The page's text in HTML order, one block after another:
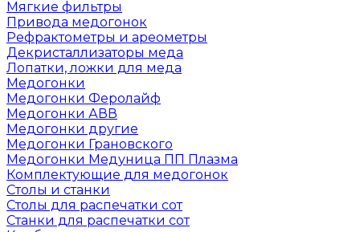
Мягкие фильтры
Привода медогонок
Рефрактометры и ареометры
Декристаллизаторы меда
Лопатки, ложки для меда
Медогонки
Медогонки Феролайф
Медогонки АВВ
Медогонки другие
Медогонки Грановского
Медогонки Медуница ПП Плазма
Комплектующие для медогонок
Столы и станки
Столы для распечатки сот
Станки для распечатки сот